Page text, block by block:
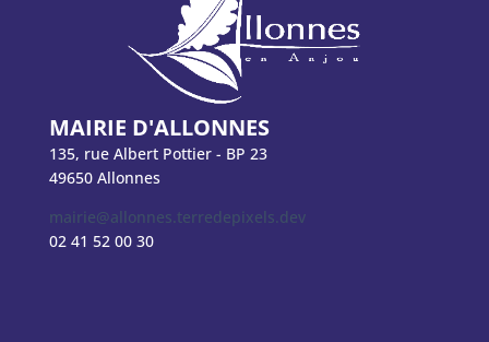
MAIRIE D'ALLONNES
135, rue Albert Pottier - BP 23
49650 Allonnes
mairie@allonnes.terredepixels.dev
02 41 52 00 30